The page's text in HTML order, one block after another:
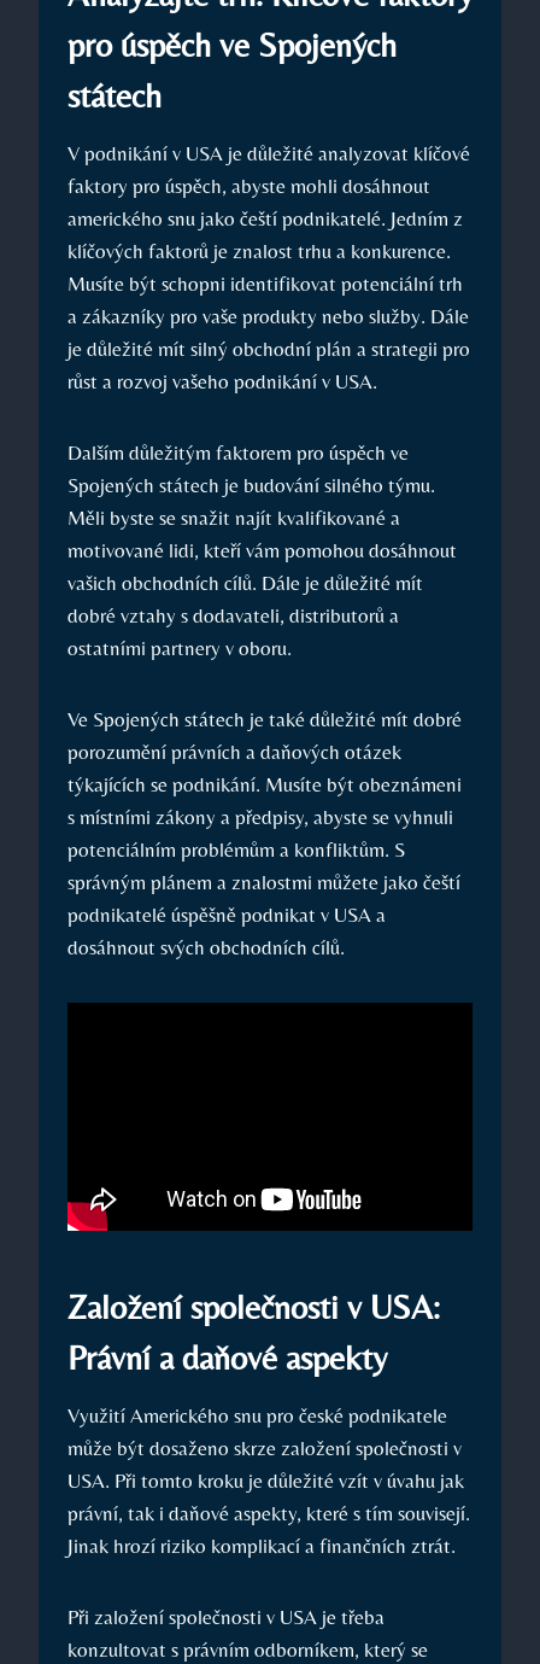
pro úspěch ve Spojených
státech
V podnikání v USA je důležité analyzovat klíčové
faktory pro úspěch, abyste mohli dosáhnout
amerického snu jako čeští podnikatelé. Jedním z
klíčových faktorů je znalost trhu a konkurence.
Musíte být schopni identifikovat potenciální trh
a zákazníky pro vaše produkty nebo služby. Dále
je důležité mít silný obchodní plán a strategii pro
růst a rozvoj vašeho podnikání v USA.
Dalším důležitým faktorem pro úspěch ve
Spojených státech je budování silného týmu.
Měli byste se snažit najít kvalifikované a
motivované lidi, kteří vám pomohou dosáhnout
vašich obchodních cílů. Dále je důležité mít
dobré vztahy s dodavateli, distributorů a
ostatními partnery v oboru.
Ve Spojených státech je také důležité mít dobré
porozumění právních a daňových otázek
týkajících se podnikání. Musíte být obeznámeni
s místními zákony a předpisy, abyste se vyhnuli
potenciálním problémům a konfliktům. S
správným plánem a znalostmi můžete jako čeští
podnikatelé úspěšně podnikat v USA a
dosáhnout svých obchodních cílů.
Založení společnosti v USA:
Právní a daňové aspekty
Využití Amerického snu pro české podnikatele
může být dosaženo skrze založení společnosti v
USA. Při tomto kroku je důležité vzít v úvahu jak
právní, tak i daňové aspekty, které s tím souvisejí.
Jinak hrozí riziko komplikací a finančních ztrát.
Při založení společnosti v USA je třeba
konzultovat s právním odborníkem, který se